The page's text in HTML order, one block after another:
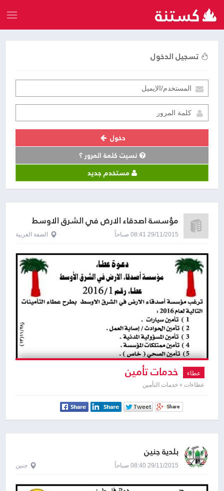
تسجيل الدخول
دخول
نسيت كلمة المرور ؟
مستخدم جديد
مؤسسة اصدقاء الارض في الشرق الاوسط
29/11/2015 08:41 صباحاً الضفة الغربية
عطاء خدمات تأمين
عطاءات » خدمات التأمين
بلدية جنين
29/11/2015 08:40 صباحاً جنين